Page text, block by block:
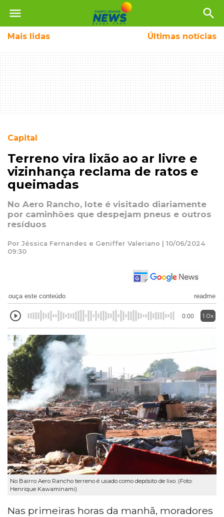
menu search
Mais lidas Últimas notícias
Capital
Terreno vira lixão ao ar livre e
vizinhança reclama de ratos e
queimadas
No Aero Rancho, lote é visitado diariamente
por caminhões que despejam pneus e outros
resíduos
Por Jéssica Fernandes e Geniffer Valeriano | 10/06/2024
09:30
ouça este conteúdo readme
0:00 1.0x
No Bairro Aero Rancho terreno é usado como depósito de lixo. (Foto:
Henrique Kawaminami)
Nas primeiras horas da manhã, moradores